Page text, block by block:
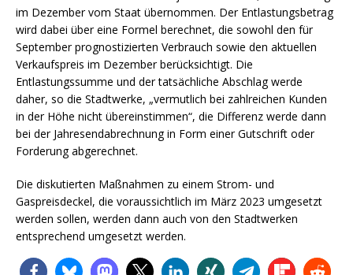
im Dezember vom Staat übernommen. Der Entlastungsbetrag
wird dabei über eine Formel berechnet, die sowohl den für
September prognostizierten Verbrauch sowie den aktuellen
Verkaufspreis im Dezember berücksichtigt. Die
Entlastungssumme und der tatsächliche Abschlag werde
daher, so die Stadtwerke, „vermutlich bei zahlreichen Kunden
in der Höhe nicht übereinstimmen“, die Differenz werde dann
bei der Jahresendabrechnung in Form einer Gutschrift oder
Forderung abgerechnet.
Die diskutierten Maßnahmen zu einem Strom- und
Gaspreisdeckel, die voraussichtlich im März 2023 umgesetzt
werden sollen, werden dann auch von den Stadtwerken
entsprechend umgesetzt werden.